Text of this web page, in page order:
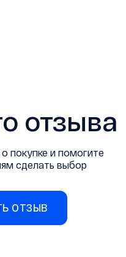
отзыва
покупке и помогите
сделать выбор
ОТЗЫВ